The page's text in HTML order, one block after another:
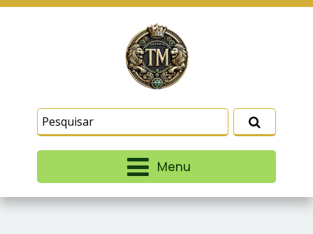
Menu
similares para lembrar e entender como você usa
nosso site, analisar seu uso de nossos produtos
e serviços, ajudar com nossos esforços de
marketing e fornecer conteúdo de terceiros. Leia
Termos e CondiçõesePolítica de